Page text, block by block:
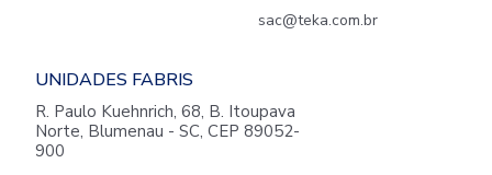
sac@teka.com.br
UNIDADES FABRIS
R. Paulo Kuehnrich, 68, B. Itoupava
Norte, Blumenau - SC, CEP 89052-
900